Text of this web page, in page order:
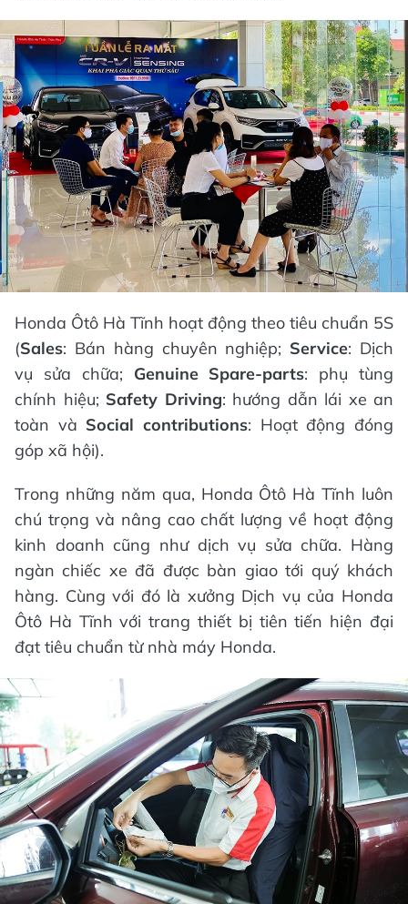
Honda Ôtô Hà Tĩnh hoạt động theo tiêu chuẩn 5S
(Sales: Bán hàng chuyên nghiệp; Service: Dịch
vụ sửa chữa; Genuine Spare-parts: phụ tùng
chính hiệu; Safety Driving: hướng dẫn lái xe an
toàn và Social contributions: Hoạt động đóng
góp xã hội).
Trong những năm qua, Honda Ôtô Hà Tĩnh luôn
chú trọng và nâng cao chất lượng về hoạt động
kinh doanh cũng như dịch vụ sửa chữa. Hàng
ngàn chiếc xe đã được bàn giao tới quý khách
hàng. Cùng với đó là xưởng Dịch vụ của Honda
Ôtô Hà Tĩnh với trang thiết bị tiên tiến hiện đại
đạt tiêu chuẩn từ nhà máy Honda.